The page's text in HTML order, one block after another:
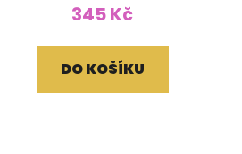
345 Kč
DO KOŠÍKU